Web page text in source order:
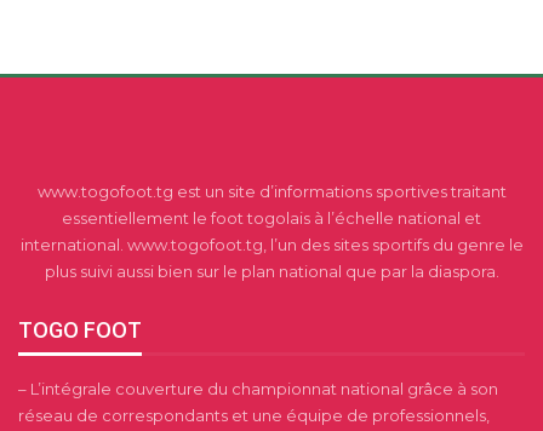
www.togofoot.tg est un site d’informations sportives traitant
essentiellement le foot togolais à l’échelle national et
international. www.togofoot.tg, l’un des sites sportifs du genre le
plus suivi aussi bien sur le plan national que par la diaspora.
TOGO FOOT
– L’intégrale couverture du championnat national grâce à son
réseau de correspondants et une équipe de professionnels,